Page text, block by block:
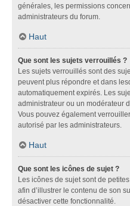
générales, les permissions
administrateurs du forum.
Haut
Que sont les sujets verrouillés ?
Les sujets verrouillés sont des
peuvent plus répondre et dans
automatiquement expirés. Les
administrateur ou un modérateur
Vous pouvez également
autorisé par les administrateurs.
Haut
Que sont les icônes de sujet ?
Les icônes de sujet sont de
afin d’illustrer le contenu de son
désactiver cette fonctionnalité.